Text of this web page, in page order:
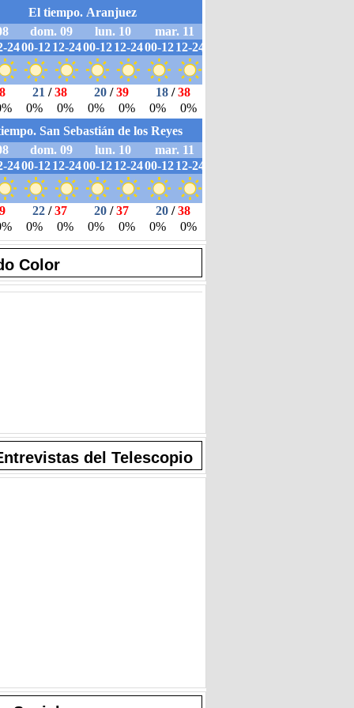
Color
del Telescopio